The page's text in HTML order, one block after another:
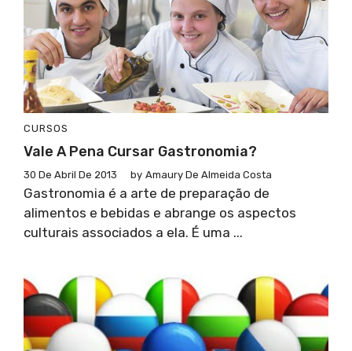
CURSOS
Vale A Pena Cursar Gastronomia?
30 De Abril De 2013 by Amaury De Almeida Costa
Gastronomia é a arte de preparação de
alimentos e bebidas e abrange os aspectos
culturais associados a ela. É uma ...